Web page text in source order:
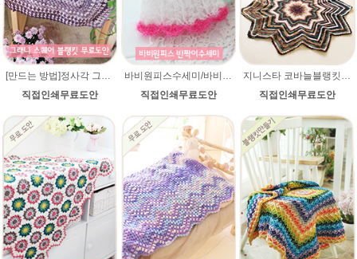
[만드는 방법]정사각 그래니스퀘어 블랭킷 무릎담요 코바늘뜨기 만들기 손뜨개 북유럽무료도안 수능선물
직접인쇄무료도안
바비원피스수세미/바비 원피스 수세미 도안/반짝이수세미/바비원피스수세미도안/바비원피수수세미
직접인쇄무료도안
지니스타 코바늘블랭킷뜨기 무료도안
직접인쇄무료도안